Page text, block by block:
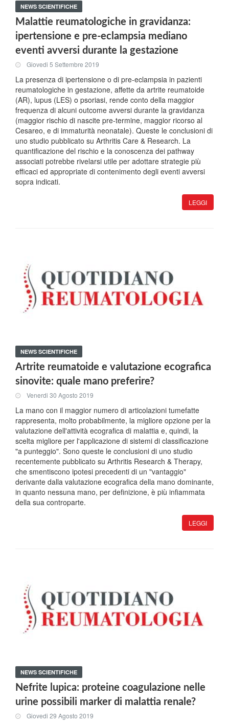
NEWS SCIENTIFICHE
Malattie reumatologiche in gravidanza:
ipertensione e pre-eclampsia mediano
eventi avversi durante la gestazione
Giovedi 5 Settembre 2019
La presenza di ipertensione o di pre-eclampsia in pazienti
reumatologiche in gestazione, affette da artrite reumatoide
(AR), lupus (LES) o psoriasi, rende conto della maggior
frequenza di alcuni outcome avversi durante la gravidanza
(maggior rischio di nascite pre-termine, maggior ricorso al
Cesareo, e di immaturità neonatale). Queste le conclusioni di
uno studio pubblicato su Arthritis Care & Research. La
quantificazione del rischio e la conoscenza dei pathway
associati potrebbe rivelarsi utile per adottare strategie più
efficaci ed appropriate di contenimento degli eventi avversi
sopra indicati.
LEGGI
NEWS SCIENTIFICHE
Artrite reumatoide e valutazione ecografica
sinovite: quale mano preferire?
Venerdi 30 Agosto 2019
La mano con il maggior numero di articolazioni tumefatte
rappresenta, molto probabilmente, la migliore opzione per la
valutazione dell'attività ecografica di malattia e, quindi, la
scelta migliore per l'applicazione di sistemi di classificazione
"a punteggio". Sono queste le conclusioni di uno studio
recentemente pubblicato su Arthritis Research & Therapy,
che smentiscono ipotesi precedenti di un "vantaggio"
derivante dalla valutazione ecografica della mano dominante,
in quanto nessuna mano, per definizione, è più infiammata
della sua controparte.
LEGGI
NEWS SCIENTIFICHE
Nefrite lupica: proteine coagulazione nelle
urine possibili marker di malattia renale?
Giovedi 29 Agosto 2019